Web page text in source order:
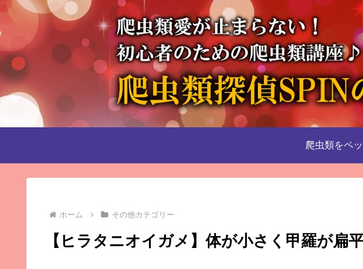
爬虫類をペ
ホーム その他カテゴリー
【ヒラタニオイガメ】体が小さく甲羅が扁